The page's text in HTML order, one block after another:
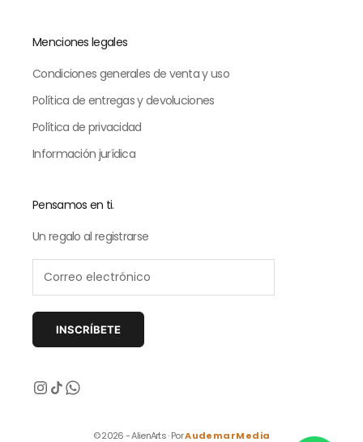
Menciones legales
Condiciones generales de venta y uso
Política de entregas y devoluciones
Política de privacidad
Información jurídica
Pensamos en ti.
Un regalo al registrarse
INSCRÍBETE
© 2026 - AlienArts · PorAudemarMedia